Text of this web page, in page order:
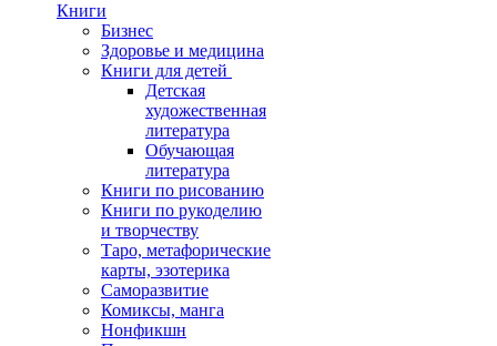
Книги
Бизнес
Здоровье и медицина
Книги для детей
Детская
художественная
литература
Обучающая
литература
Книги по рисованию
Книги по рукоделию
и творчеству
Таро, метафорические
карты, эзотерика
Саморазвитие
Комиксы, манга
Нонфикшн